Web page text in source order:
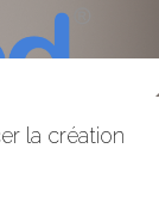
la création